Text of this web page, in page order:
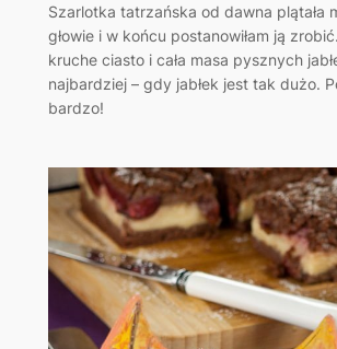
Szarlotka tatrzańska od dawna plątała
głowie i w końcu postanowiłam ją
kruche ciasto i cała masa pysznych
najbardziej – gdy jabłek jest tak dużo.
bardzo!